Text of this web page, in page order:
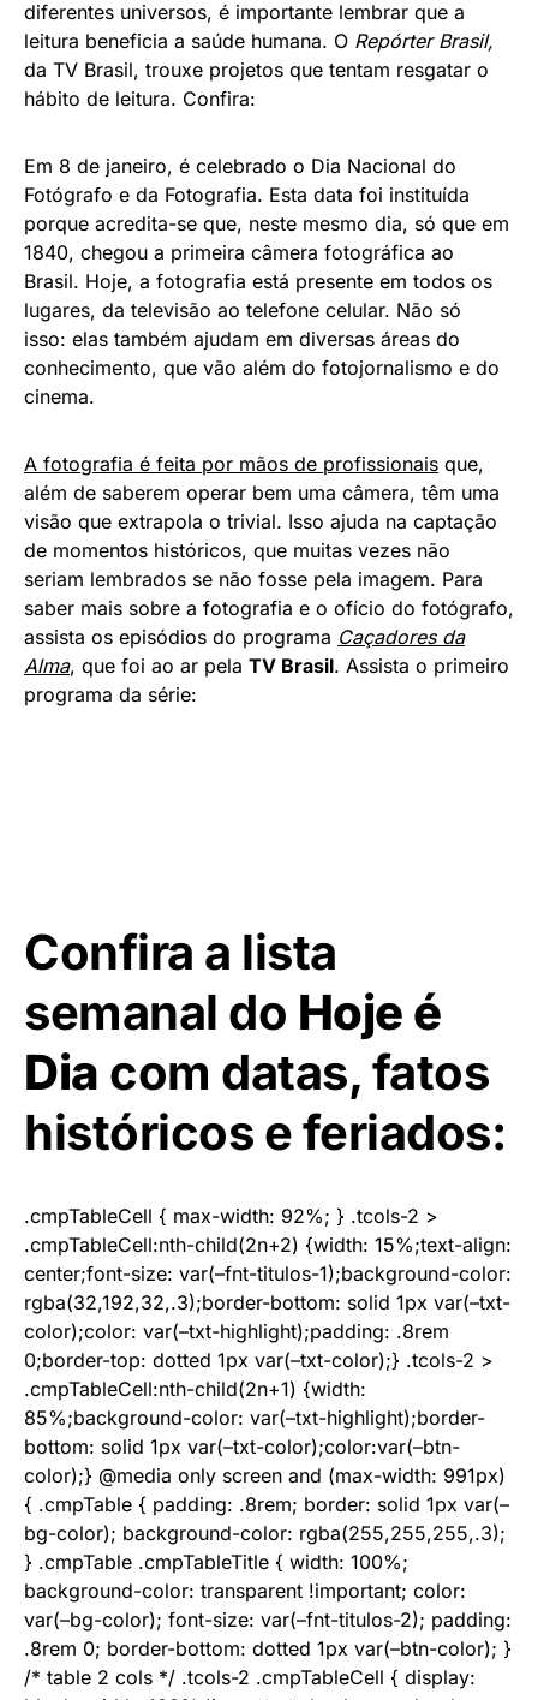
diferentes universos, é importante lembrar que a
leitura beneficia a saúde humana. O Repórter Brasil,
da TV Brasil, trouxe projetos que tentam resgatar o
hábito de leitura. Confira:
Em 8 de janeiro, é celebrado o Dia Nacional do
Fotógrafo e da Fotografia. Esta data foi instituída
porque acredita-se que, neste mesmo dia, só que em
1840, chegou a primeira câmera fotográfica ao
Brasil. Hoje, a fotografia está presente em todos os
lugares, da televisão ao telefone celular. Não só
isso: elas também ajudam em diversas áreas do
conhecimento, que vão além do fotojornalismo e do
cinema.
A fotografia é feita por mãos de profissionais que,
além de saberem operar bem uma câmera, têm uma
visão que extrapola o trivial. Isso ajuda na captação
de momentos históricos, que muitas vezes não
seriam lembrados se não fosse pela imagem. Para
saber mais sobre a fotografia e o ofício do fotógrafo,
assista os episódios do programa Caçadores da
Alma, que foi ao ar pela TV Brasil. Assista o primeiro
programa da série:
Confira a lista
semanal do Hoje é
Dia com datas, fatos
históricos e feriados:
.cmpTableCell { max-width: 92%; } .tcols-2 >
.cmpTableCell:nth-child(2n+2) {width: 15%;text-align:
center;font-size: var(–fnt-titulos-1);background-color:
rgba(32,192,32,.3);border-bottom: solid 1px var(–txt-
color);color: var(–txt-highlight);padding: .8rem
0;border-top: dotted 1px var(–txt-color);} .tcols-2 >
.cmpTableCell:nth-child(2n+1) {width:
85%;background-color: var(–txt-highlight);border-
bottom: solid 1px var(–txt-color);color:var(–btn-
color);} @media only screen and (max-width: 991px)
{ .cmpTable { padding: .8rem; border: solid 1px var(–
bg-color); background-color: rgba(255,255,255,.3);
} .cmpTable .cmpTableTitle { width: 100%;
background-color: transparent !important; color:
var(–bg-color); font-size: var(–fnt-titulos-2); padding:
.8rem 0; border-bottom: dotted 1px var(–btn-color); }
/* table 2 cols */ .tcols-2 .cmpTableCell { display: